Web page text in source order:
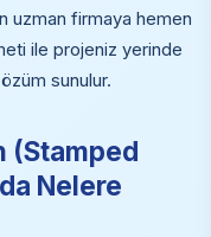
uzman firmaya hemen
ile projeniz yerinde
sunulur.
(Stamped
Nelere